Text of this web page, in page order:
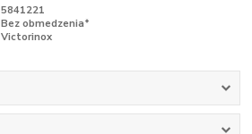
5841221
Bez obmedzenia*
Victorinox